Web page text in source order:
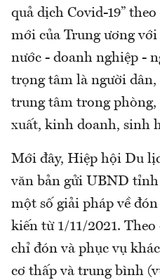
quả dịch Covid-19”
mới của Trung ương
nước - doanh nghiệp -
trọng tâm là người
trung tâm trong phòng,
xuất, kinh doanh, sinh
Mới đây, Hiệp hội Du
văn bản gửi UBND
một số giải pháp về
kiến từ 1/11/2021.
chỉ đón và phục vụ
cơ thấp và trung bình